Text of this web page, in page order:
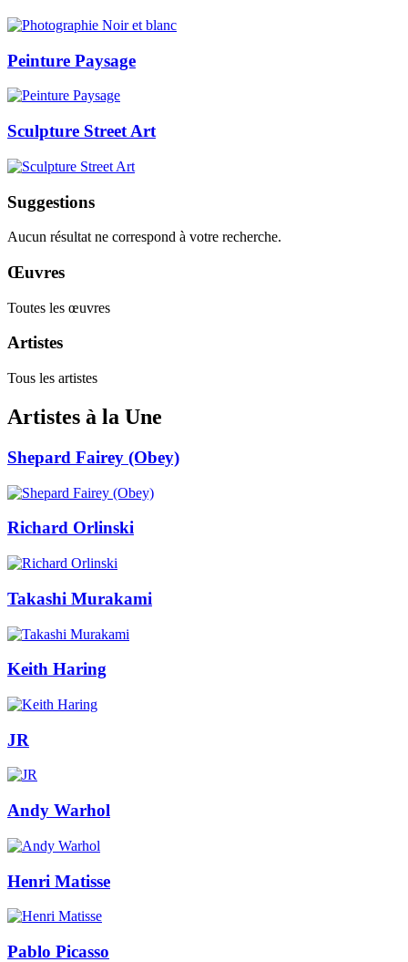
Peinture Paysage
Sculpture Street Art
Suggestions
Aucun résultat ne correspond à votre recherche.
Œuvres
Toutes les œuvres
Artistes
Tous les artistes
Artistes à la Une
Shepard Fairey (Obey)
Richard Orlinski
Takashi Murakami
Keith Haring
JR
Andy Warhol
Henri Matisse
Pablo Picasso